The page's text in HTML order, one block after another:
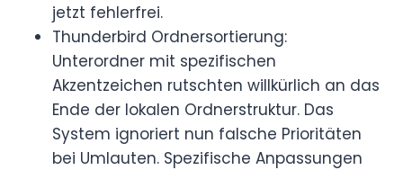
jetzt fehlerfrei.
Thunderbird Ordnersortierung:
Unterordner mit spezifischen
Akzentzeichen rutschten willkürlich an das
Ende der lokalen Ordnerstruktur. Das
System ignoriert nun falsche Prioritäten
bei Umlauten. Spezifische Anpassungen